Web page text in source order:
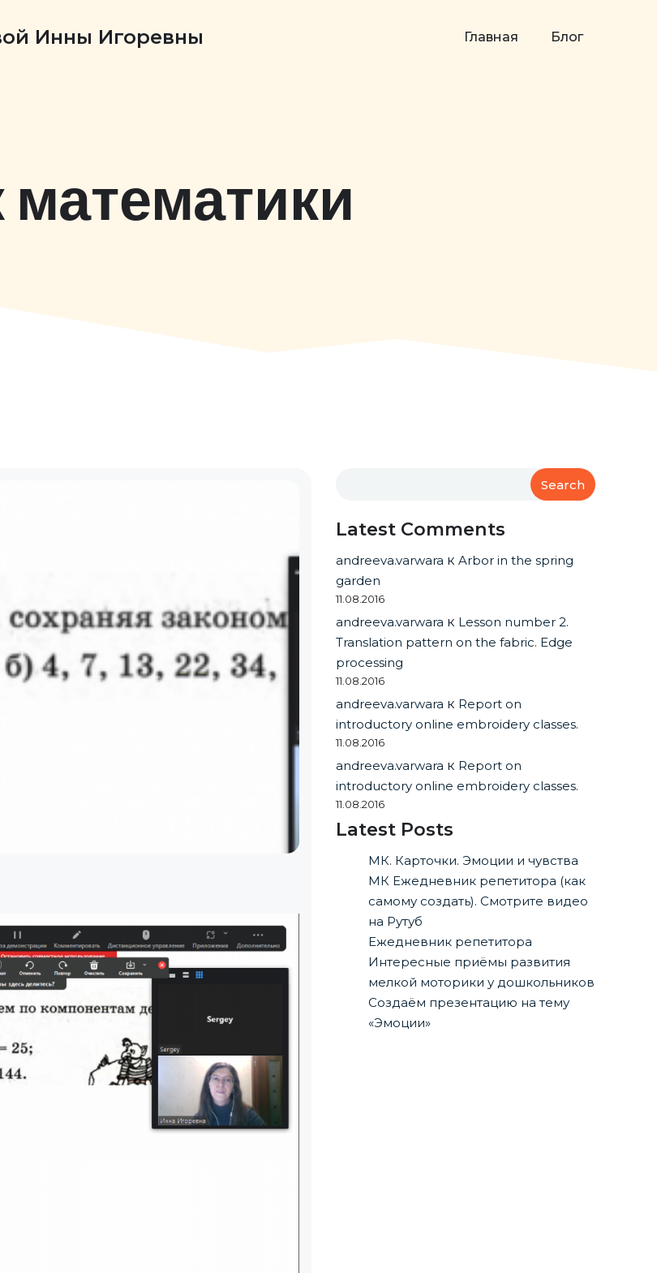
Инны Игоревны Главная Блог
математики
Search
Latest Comments
andreeva.varwara кArbor in the spring
garden
11.08.2016
andreeva.varwara к Lesson number 2.
Translation pattern on the fabric. Edge
processing
11.08.2016
andreeva.varwara к Report on
introductory online embroidery classes.
11.08.2016
andreeva.varwara к Report on
introductory online embroidery classes.
11.08.2016
Latest Posts
МК. Карточки. Эмоции и чувства
МК Ежедневник репетитора (как
самому создать). Смотрите видео
на Рутуб
Ежедневник репетитора
Интересные приёмы развития
мелкой моторики у дошкольников
Создаём презентацию на тему
«Эмоции»